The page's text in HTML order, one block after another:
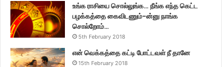
உங்க ராசியை சொல்லுங்க… நீங்க எந்த கெட்ட
பழக்கத்தை கைவிடணும்-ன்னு நாங்க
சொல்றோம்…
5th February 2018
என் வெக்கத்தை கட்டி போட்டவள் நீ தானே
15th February 2018